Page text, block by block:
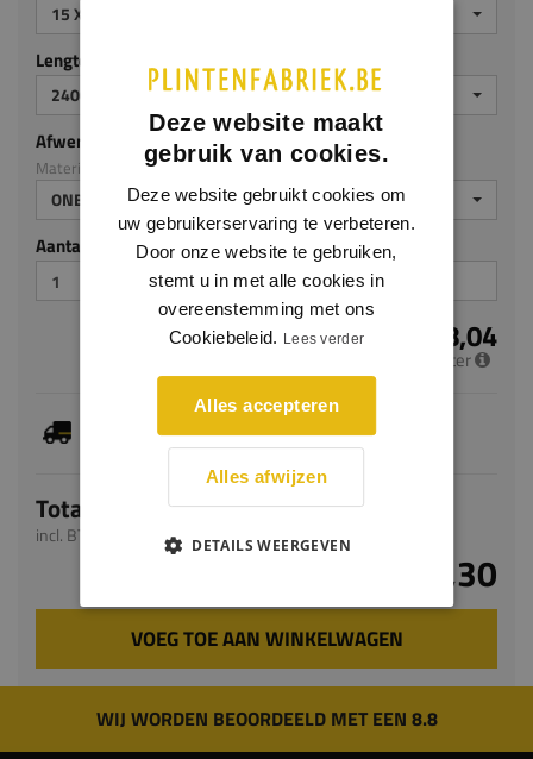
15 X 90 MM
Lengte (mm)
2400
Afwerking
Materiaal: Eiken
ONBEHANDELD
Aantal stuks
€ 18,04
per meter
Je hebt gekozen voor maatwerk, de verwachte
levertijd bedraagt 4-6 werkdagen
Totaal
incl. BTW
€ 43,30
VOEG TOE AAN WINKELWAGEN
WIJ WORDEN BEOORDEELD MET EEN 8.8
Deze website maakt
gebruik van cookies.
Deze website gebruikt cookies om
uw gebruikerservaring te verbeteren.
Door onze website te gebruiken,
stemt u in met alle cookies in
overeenstemming met ons
Cookiebeleid. Lees verder
Alles accepteren
Alles afwijzen
DETAILS WEERGEVEN